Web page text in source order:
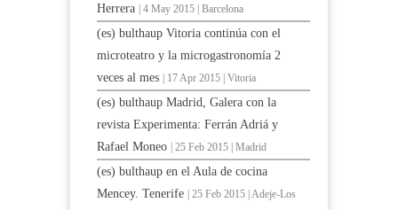
Herrera
| 4 May 2015 | Barcelona
(es) bulthaup Vitoria continúa con el
microteatro y la microgastronomía 2
veces al mes
| 17 Apr 2015 | Vitoria
(es) bulthaup Madrid, Galera con la
revista Experimenta: Ferrán Adriá y
Rafael Moneo
| 25 Feb 2015 | Madrid
(es) bulthaup en el Aula de cocina
Mencey. Tenerife
| 25 Feb 2015 | Adeje-Los